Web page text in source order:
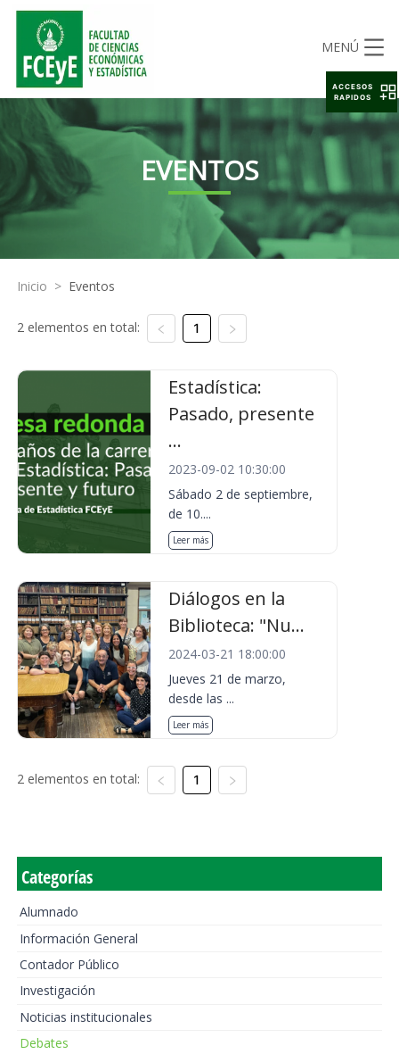
MENÚ
EVENTOS
Inicio > Eventos
2 elementos en total: 1
Estadística:
Pasado, presente
...
2023-09-02 10:30:00
Sábado 2 de septiembre,
de 10....
Leer más
Diálogos en la
Biblioteca: "Nu...
2024-03-21 18:00:00
Jueves 21 de marzo,
desde las ...
Leer más
2 elementos en total: 1
Categorías
Alumnado
Información General
Contador Público
Investigación
Noticias institucionales
Debates
ACCESOS
RAPIDOS